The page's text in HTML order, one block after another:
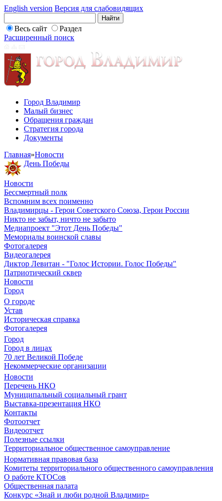
English version Версия для слабовидящих
Весь сайт
Раздел
Расширенный поиск
Город Владимир
Малый бизнес
Обращения граждан
Стратегия города
Документы
Главная»Новости
День Победы
Новости
Бессмертный полк
Вспомним всех поименно
Владимирцы - Герои Советского Союза, Герои России
Никто не забыт, ничто не забыто
Медиапроект "Этот День Победы"
Мемориалы воинской славы
Фотогалерея
Видеогалерея
Диктор Левитан - "Голос Истории. Голос Победы"
Патриотический сквер
Новости
Город
О городе
Устав
Историческая справка
Фотогалерея
Город
Город в лицах
70 лет Великой Победе
Некоммерческие организации
Новости
Перечень НКО
Муниципальный социальный грант
Выставка-презентация НКО
Контакты
Фотоотчет
Видеоотчет
Полезные ссылки
Территориальное общественное самоуправление
Нормативная правовая база
Комитеты территориального общественного самоуправления
О работе КТОСов
Общественная палата
Конкурс «Знай и люби родной Владимир»